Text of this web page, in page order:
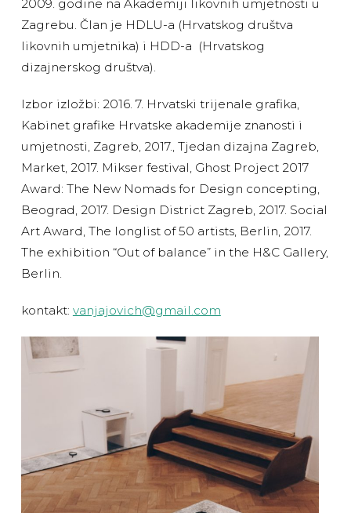
2009. godine na Akademiji likovnih umjetnosti u
Zagrebu. Član je HDLU-a (Hrvatskog društva
likovnih umjetnika) i HDD-a (Hrvatskog
dizajnerskog društva).
Izbor izložbi: 2016. 7. Hrvatski trijenale grafika,
Kabinet grafike Hrvatske akademije znanosti i
umjetnosti, Zagreb, 2017., Tjedan dizajna Zagreb,
Market, 2017. Mikser festival, Ghost Project 2017
Award: The New Nomads for Design concepting,
Beograd, 2017. Design District Zagreb, 2017. Social
Art Award, The longlist of 50 artists, Berlin, 2017.
The exhibition “Out of balance” in the H&C Gallery,
Berlin.
kontakt: vanjajovich@gmail.com